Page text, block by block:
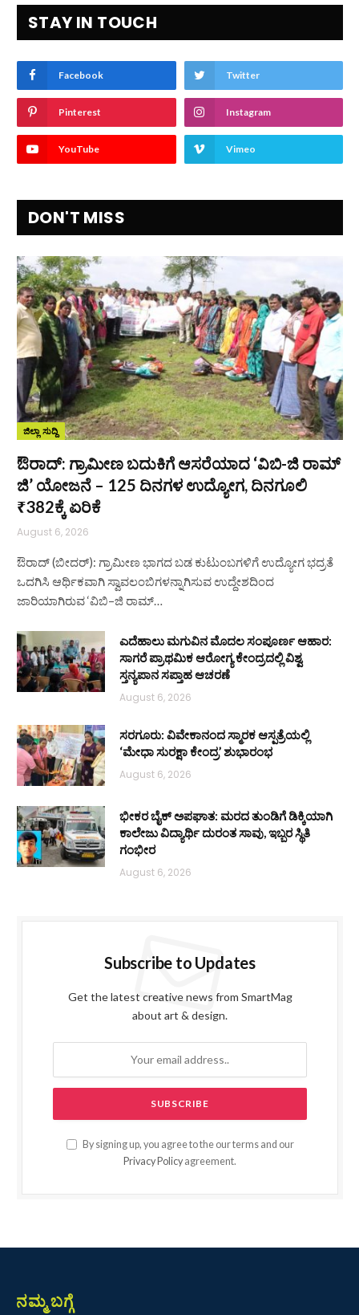
STAY IN TOUCH
Facebook Twitter
Pinterest Instagram
YouTube Vimeo
DON'T MISS
ಜಿಲ್ಲಾ ಸುದ್ದಿ
ಔರಾದ್: ಗ್ರಾಮೀಣ ಬದುಕಿಗೆ ಆಸರೆಯಾದ ‘ವಿಬಿ-ಜಿ ರಾಮ್
ಜಿ’ ಯೋಜನೆ – 125 ದಿನಗಳ ಉದ್ಯೋಗ, ದಿನಗೂಲಿ
₹382ಕ್ಕೆ ಏರಿಕೆ
August 6, 2026
ಔರಾದ್ (ಬೀದರ್): ಗ್ರಾಮೀಣ ಭಾಗದ ಬಡ ಕುಟುಂಬಗಳಿಗೆ ಉದ್ಯೋಗ ಭದ್ರತೆ
ಒದಗಿಸಿ ಆರ್ಥಿಕವಾಗಿ ಸ್ವಾವಲಂಬಿಗಳನ್ನಾಗಿಸುವ ಉದ್ದೇಶದಿಂದ
ಜಾರಿಯಾಗಿರುವ ‘ವಿಬಿ–ಜಿ ರಾಮ್…
ಎದೆಹಾಲು ಮಗುವಿನ ಮೊದಲ ಸಂಪೂರ್ಣ ಆಹಾರ:
ಸಾಗರೆ ಪ್ರಾಥಮಿಕ ಆರೋಗ್ಯ ಕೇಂದ್ರದಲ್ಲಿ ವಿಶ್ವ
ಸ್ತನ್ಯಪಾನ ಸಪ್ತಾಹ ಆಚರಣೆ
August 6, 2026
ಸರಗೂರು: ವಿವೇಕಾನಂದ ಸ್ಮಾರಕ ಆಸ್ಪತ್ರೆಯಲ್ಲಿ
‘ಮೇಧಾ ಸುರಕ್ಷಾ ಕೇಂದ್ರ’ ಶುಭಾರಂಭ
August 6, 2026
ಭೀಕರ ಬೈಕ್ ಅಪಘಾತ: ಮರದ ತುಂಡಿಗೆ ಡಿಕ್ಕಿಯಾಗಿ
ಕಾಲೇಜು ವಿದ್ಯಾರ್ಥಿ ದುರಂತ ಸಾವು, ಇಬ್ಬರ ಸ್ಥಿತಿ
ಗಂಭೀರ
August 6, 2026
Subscribe to Updates
Get the latest creative news from SmartMag
about art & design.
By signing up, you agree to the our terms and our
Privacy Policy agreement.
ನಮ್ಮ ಬಗ್ಗೆ